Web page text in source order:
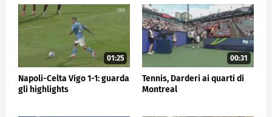
01:25
Napoli-Celta Vigo 1-1: guarda
gli highlights
00:31
Tennis, Darderi ai quarti di
Montreal